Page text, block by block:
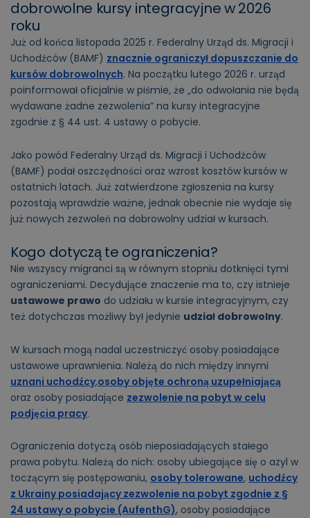
dobrowolne kursy integracyjne w 2026
roku
Już od końca listopada 2025 r. Federalny Urząd ds. Migracji i
Uchodźców (BAMF) znacznie ograniczył dopuszczanie do
kursów dobrowolnych. Na początku lutego 2026 r. urząd
poinformował oficjalnie w piśmie, że „do odwołania nie będą
wydawane żadne zezwolenia” na kursy integracyjne
zgodnie z § 44 ust. 4 ustawy o pobycie.
Jako powód Federalny Urząd ds. Migracji i Uchodźców
(BAMF) podał oszczędności oraz wzrost kosztów kursów w
ostatnich latach. Już zatwierdzone zgłoszenia na kursy
pozostają wprawdzie ważne, jednak obecnie nie wydaje się
już nowych zezwoleń na dobrowolny udział w kursach.
Kogo dotyczą te ograniczenia?
Nie wszyscy migranci są w równym stopniu dotknięci tymi
ograniczeniami. Decydujące znaczenie ma to, czy istnieje
ustawowe prawo do udziału w kursie integracyjnym, czy
też dotychczas możliwy był jedynie udział dobrowolny.
W kursach mogą nadal uczestniczyć osoby posiadające
ustawowe uprawnienia. Należą do nich między innymi
uznani uchodźcy,osoby objęte ochroną uzupełniającą
oraz osoby posiadające zezwolenie na pobyt w celu
podjęcia pracy.
Ograniczenia dotyczą osób nieposiadających stałego
prawa pobytu. Należą do nich: osoby ubiegające się o azyl w
toczącym się postępowaniu, osoby tolerowane, uchodźcy
z Ukrainy posiadający zezwolenie na pobyt zgodnie z §
24 ustawy o pobycie (AufenthG), osoby posiadające